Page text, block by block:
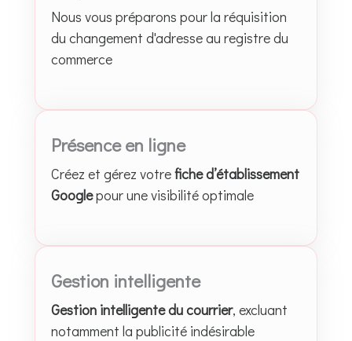
Nous vous préparons pour la réquisition
du changement d'adresse au registre du
commerce
Présence en ligne
Créez et gérez votrefiche d’établissement
Googlepour une visibilité optimale
Gestion intelligente
Gestion intelligente du courrier, excluant
notamment la publicité indésirable